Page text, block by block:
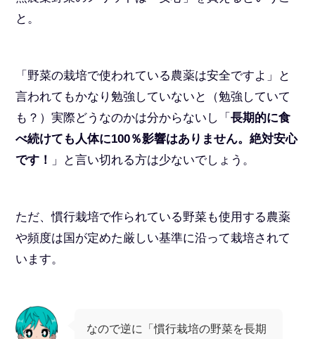
と。
「野菜の栽培で使われている農薬は安全ですよ」と
言われてもかなり勉強していないと（勉強していて
も？）実際どうなのかは分からないし「長期的に食
べ続けても人体に100％影響はありません。絶対安心
です！
」と言い切れる方は少ないでしょう。
ただ、慣行栽培で作られている野菜も使用する農薬
や頻度は国が定めた厳しい基準に沿って栽培されて
います。
なので逆に「慣行栽培の野菜を長期